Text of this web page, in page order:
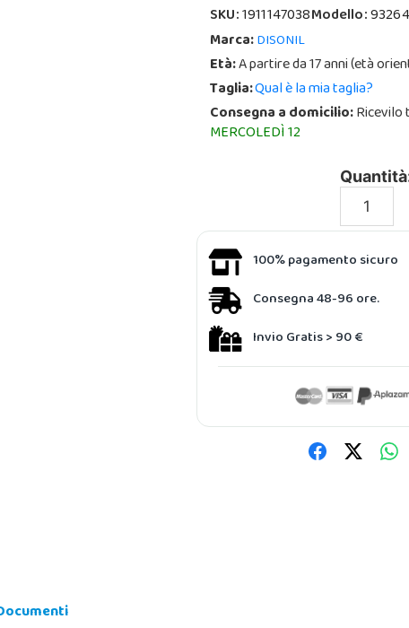
SKU:1911147038Modello:
Marca:DISONIL
Età:A partire da 17 anni (età
Taglia:Qual è la mia taglia?
Consegna a domicilio:Ricevilo
MERCOLEDÌ 12
100% pagamento sicuro
Consegna 48-96 ore.
Invio Gratis > 90 €